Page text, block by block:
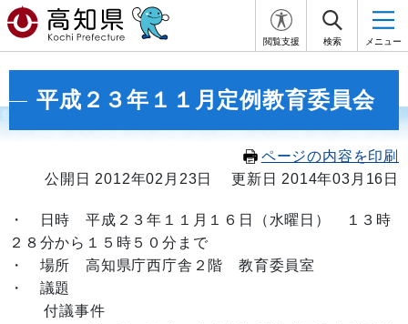
閲覧支援 検索 メニュー
平成２３年１１月定例教育委員会
ページの内容を印刷
公開日 2012年02月23日
更新日 2014年03月16日
・ 日時 平成２３年１１月１６日（水曜日） １３時
２８分から１５時５０分まで
・ 場所 高知県庁西庁舎２階 教育委員室
・ 議題
付議事件